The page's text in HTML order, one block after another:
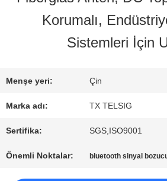
KALITE
BIZE
ULAŞIN
HABERLER
Korumalı,
Sistemleri İçin
Menşe yeri: Çin
Marka adı: TX TELSIG
Sertifika: SGS,ISO9001
Önemli Noktalar: bluetooth sinyal